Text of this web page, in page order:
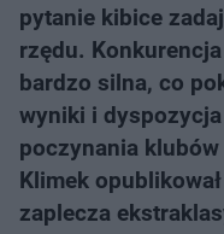
pytanie kibice
rzędu.
bardzo silna, co
wyniki i
poczynania
Klimek
zaplecza